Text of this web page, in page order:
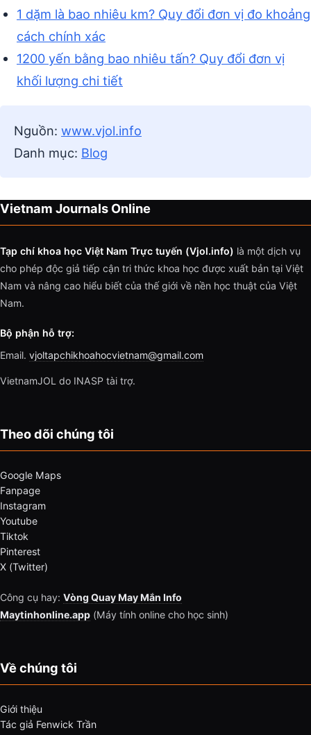
1 dặm là bao nhiêu km? Quy đổi đơn vị đo khoảng
cách chính xác
1200 yến bằng bao nhiêu tấn? Quy đổi đơn vị
khối lượng chi tiết
Nguồn: www.vjol.info
Danh mục: Blog
Vietnam Journals Online
Tạp chí khoa học Việt Nam Trực tuyến (Vjol.info) là một dịch vụ
cho phép độc giả tiếp cận tri thức khoa học được xuất bản tại Việt
Nam và nâng cao hiểu biết của thế giới về nền học thuật của Việt
Nam.
Bộ phận hỗ trợ:
Email. vjoltapchikhoahocvietnam@gmail.com
VietnamJOL do INASP tài trợ.
Theo dõi chúng tôi
Google Maps
Fanpage
Instagram
Youtube
Tiktok
Pinterest
X (Twitter)
Công cụ hay: Vòng Quay May Mắn Info
Maytinhonline.app (Máy tính online cho học sinh)
Về chúng tôi
Giới thiệu
Tác giả Fenwick Trần